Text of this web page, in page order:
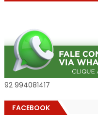
92 994081417
FACEBOOK